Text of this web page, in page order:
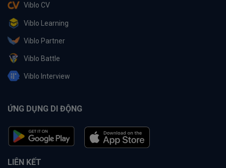
Viblo CV
Viblo Learning
Viblo Partner
Viblo Battle
Viblo Interview
ỨNG DỤNG DI ĐỘNG
LIÊN KẾT